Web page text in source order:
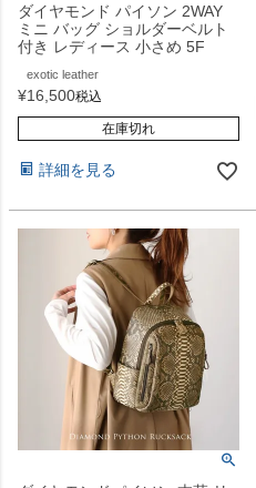
ダイヤモンド パイソン 2WAY
ミニ バッグ ショルダーベルト
付き レディース 小さめ 5F
exotic leather
¥16,500税込
在庫切れ
詳細を見る